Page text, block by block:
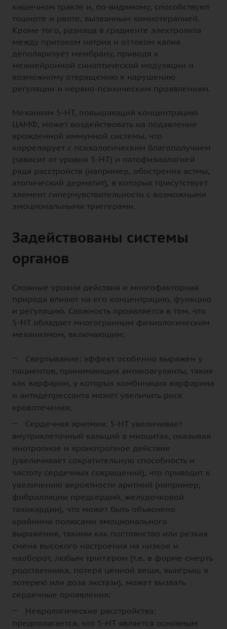
кишечном тракте и, по-видимому, способствуют
тошноте и рвоте, вызванным химиотерапией.
Кроме того, разница в градиенте электролита
между притоком натрия и оттоком калия
деполяризует мембрану, приводя к
межнейронной синаптической модуляции и
возможному отвращению к нарушению
регуляции и нервно-психическим проявлениям.
Механизм 5-НТ, повышающий концентрацию
ЦАМФ, может воздействовать на подавление
врожденной иммунной системы, что
коррелирует с психологическим благополучием
(зависит от уровня 5-НТ) и патофизиологией
ряда расстройств (например, обострения астмы,
атопический дерматит), в которых присутствует
элемент гиперчувствительности с возможными
эмоциональными триггерами.
Задействованы системы
органов
Сложные уровни действия и многофакторная
природа влияют на его концентрацию, функцию
и регуляцию. Сложность проявляется в том, что
5-НТ обладает многогранным физиологическим
механизмом, включающим:
Свертывание: эффект особенно выражен у
пациентов, принимающих антикоагулянты, такие
как варфарин, у которых комбинация варфарина
и антидепрессанта может увеличить риск
кровотечения;
Сердечная аритмия: 5-НТ увеличивает
внутриклеточный кальций в миоцитах, оказывая
инотропное и хронотропное действие
(увеличивает сократительную способность и
частоту сердечных сокращений), что приводит к
увеличению вероятности аритмий (например,
фибрилляции предсердий, желудочковой
тахикардии), что может быть объяснено
крайними полюсами эмоционального
выражения, такими как постоянство или резкая
смена высокого настроения на низкое и
наоборот, любым триггером (т.е. в форме смерть
родственника, потеря ценной вещи, выигрыш в
лотерею или доза экстази), может вызвать
сердечные проявления;
Неврологические расстройства:
предполагается, что 5-НТ является основным